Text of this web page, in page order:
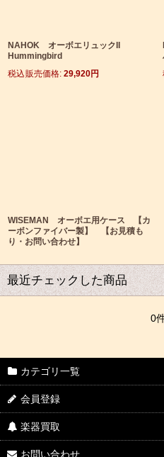
NAHOK オーボエリュックII
Hummingbird
税込
: 29,920円
WISEMAN オーボエ用ケース 【カ
ーボンファイバー製】 【お見積も
り・お問い合わせ】
最近チェックした商品
0
カテゴリ一覧
会員登録
楽器買取
お問い合わせ